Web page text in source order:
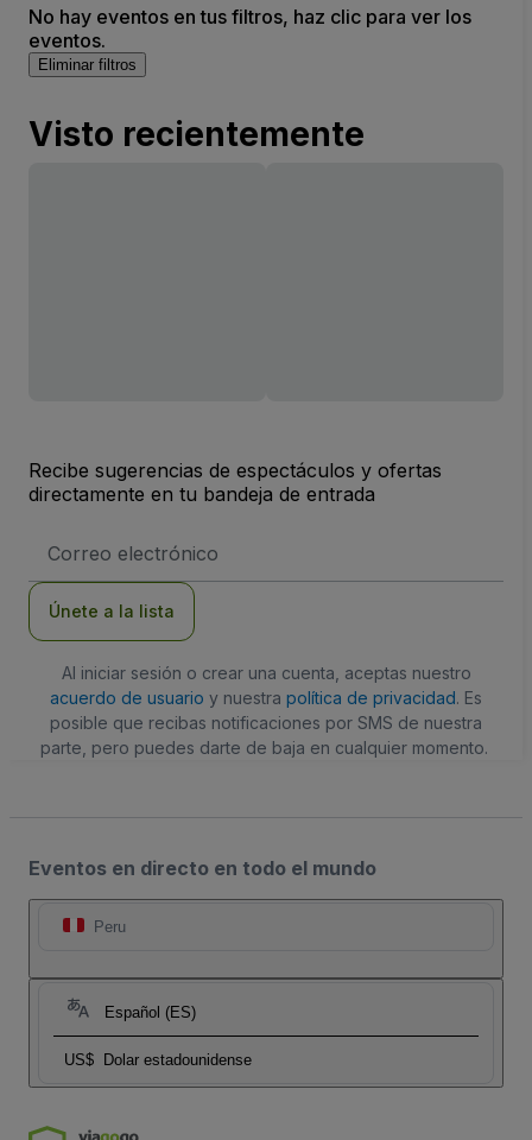
No hay eventos en tus filtros, haz clic para ver los
eventos.
Eliminar filtros
Visto recientemente
Recibe sugerencias de espectáculos y ofertas
directamente en tu bandeja de entrada
de
Únete a la lista
Al iniciar sesión o crear una cuenta, aceptas nuestro
acuerdo de usuario y nuestra política de privacidad. Es
posible que recibas notificaciones por SMS de nuestra
parte, pero puedes darte de baja en cualquier momento.
Eventos en directo en todo el mundo
Peru
Español (ES)
US$ Dolar estadounidense